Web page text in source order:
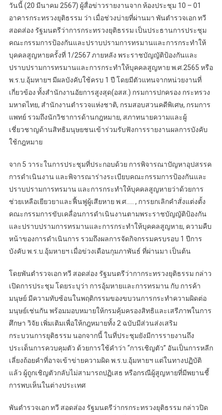
วันนี้ (20 มีนาคม 2567) ผู้สื่อข่าวรายงานจาก ห้องประชุม 10 – 01
อาคารกระทรวงยุติธรรม ว่า เมื่อช่วงบ่ายที่ผ่านมา พันตำรวจเอก ทวี
สอดส่อง รัฐมนตรีว่าการกระทรวงยุติธรรม เป็นประธานการประชุม
คณะกรรมการป้องกันและปราบปรามการทรมานและการกระทำให้
บุคคลสูญหายครั้งที่ 1/2567 ภายหลัง พระราชบัญญัติป้องกันและ
ปราบปรามการทรมานและการกระทำให้บุคคลสูญหาย พ.ศ.2565 หรือ
พ.ร.บ.อุ้มหายฯ มีผลบังคับใช้ครบ 1 ปี โดยมีตัวแทนจากหน่วยงานที่
เกี่ยวข้อง ทั้งสำนักงานอัยการสูงสุด(อสส.) กรมการปกครอง กระทรวง
มหาดไทย, สำนักงานตำรวจแห่งชาติ, กรมสอบสวนคดีพิเศษ, กรมการ
แพทย์ รวมถึงนักวิชาการด้านกฎหมาย, สภาทนายความและผู้
เชี่ยวชาญด้านสิทธิมนุษยชนเข้าร่วมรับฟังการรายงานผลการบังคับ
ใช้กฎหมาย
จาก 5 วาระในการประชุมที่ประกอบด้วย การพิจารณาปัญหาอุปสรรค
การดำเนินงาน และพิจารณาร่างระเบียบคณะกรรมการป้องกันและ
ปราบปรามการทรมาน และการกระทำให้บุคคลสูญหายว่าด้วยการ
ช่วยเหลือเยียวยาและฟื้นฟูผู้เสียหาย พ.ศ….. , การยกเลิกคำสั่งแต่งตั้ง
คณะกรรมการขับเคลื่อนการดำเนินงานตามพระราชบัญญัติป้องกัน
และปราบปรามการทรมานและการกระทำให้บุคคลสูญหาย, ความคืบ
หน้าของการดำเนินการ รวมถึงผลการจัดกิจกรรมครบรอบ 1 ปีการ
บังคับ พ.ร.บ.อุ้มหายฯ เมื่อข่วงเดือนกุมภาพันธ์ ที่ผ่านมา เป็นต้น
โดยพันตำรวจเอก ทวี สอดส่อง รัฐมนตรีว่ากากระทรวงยุติธรรม กล่าว
เปิดการประชุม โดยระบุว่า การอุ้มหายและการทรมาน กับ การค้า
มนุษย์ มีความทับซ้อนในพฤติกรรมของขบวนการกระทำความผิดต่อ
มนุษย์เช่นกัน พร้อมมอบหมายให้กรมคุ้มครองสิทธิและเสรีภาพในการ
ศึกษา วิจัย เพิ่มเติมเพื่อให้กฎหมายทั้ง 2 ฉบับมีส่วนส่งเสริม
กระบวนการยุติธรรม นอกจากนี้ ในที่ประชุมยังมีการรายงานถึง
ประเด็นการควบคุมตัว ด้วยการใช้คำว่า “การเชิญตัว” อันเป็นการหลีก
เลี่ยงถ้อยคำที่อาจเข้าข่ายความผิด พ.ร.บ.อุ้มหายฯ แต่ในทางปฏิบัติ
แล้ว ผู้ถูกเชิญตัวกลับไม่สามารถปฏิเสธ หรือกรณีผู้สูญหายที่มีพยานชี้
การพบเห็นในต่างประเทศ
พันตำรวจเอก ทวี สอดส่อง รัฐมนตรีว่ากรกระทรวงยุติธรรม กล่าวปิด